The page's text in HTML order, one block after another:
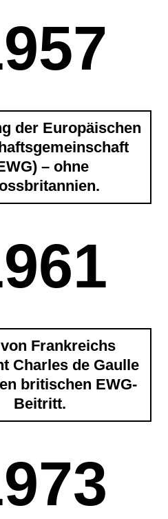
der Europäischen
– ohne
Frankreichs
Charles de Gaulle
britischen EWG-
Beitritt.